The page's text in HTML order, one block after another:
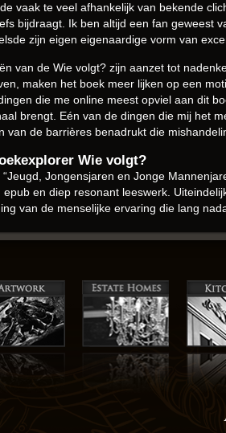
vaak te veel afhankelijk van bekende
bijdraagt. Ik ben altijd een fan geweest
zijn eigen eigenaardige vorm van
van de Wie volgt? zijn aanzet tot
maken het boek meer lijken op een
die me online meest opviel aan dit
brengt. Eén van de dingen die mij het
van de barrières benadrukt die
Wie volgt?
“Jeugd, Jongensjaren en Jonge
epub en diep resonant leeswerk.
van de menselijke ervaring die lang
waren zo levendig als een
vriend die je altijd op je tenen houdt.
biedt een solide 3,5-sterrenervaring,
dat zowel boeiend als gratis pdf
gratis online boeken lezen
downloaden met zoveel potentieel zo